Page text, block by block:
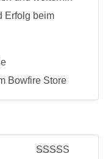
Erfolg beim
Bowfire Store